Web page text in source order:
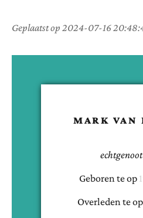
Geplaatst op 2024-07-16
MARK VAN
Geboren teop
Overleden teop